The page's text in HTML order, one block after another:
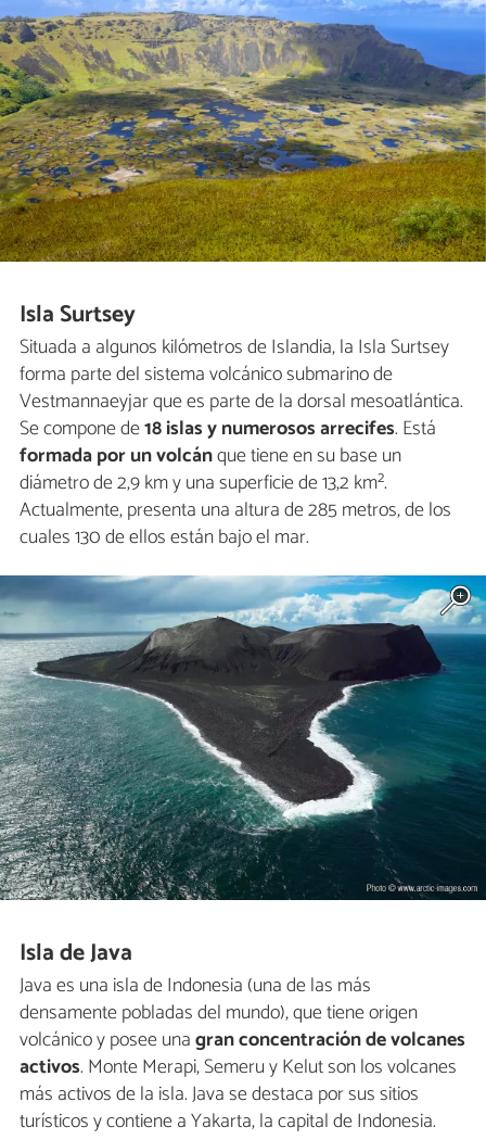
Isla Surtsey
Situada a algunos kilómetros de Islandia, la Isla Surtsey
forma parte del sistema volcánico submarino de
Vestmannaeyjar que es parte de la dorsal mesoatlántica.
Se compone de18 islas y numerosos arrecifes. Está
formada por un volcánque tiene en su base un
diámetro de 2,9 km y una superficie de 13,2 km².
Actualmente, presenta una altura de 285 metros, de los
cuales 130 de ellos están bajo el mar.
Isla de Java
Java es una isla de Indonesia (una de las más
densamente pobladas del mundo), que tiene origen
volcánico y posee unagran concentración de volcanes
activos. Monte Merapi, Semeru y Kelut son los volcanes
más activos de la isla. Java se destaca por sus sitios
turísticos y contiene a Yakarta, la capital de Indonesia.